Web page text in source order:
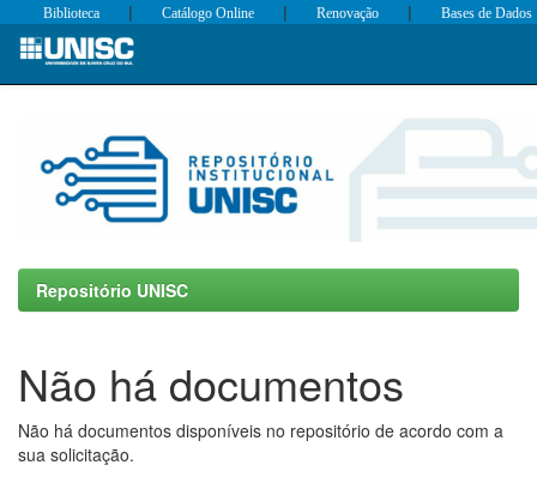
Skip
Biblioteca | Catálogo Online | Renovação | Bases de Dados
Repositório UNISC
Não há documentos
Não há documentos disponíveis no repositório de acordo com a
sua solicitação.